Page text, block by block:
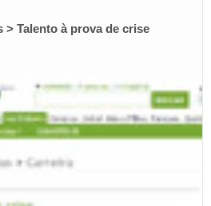
> Talento à prova de crise